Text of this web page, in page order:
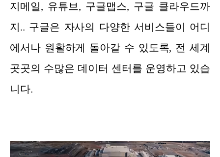
지메일, 유튜브, 구글맵스, 구글 클라우드까
지.. 구글은 자사의 다양한 서비스들이 어디
에서나 원활하게 돌아갈 수 있도록, 전 세계
곳곳의 수많은 데이터 센터를 운영하고 있습
니다.